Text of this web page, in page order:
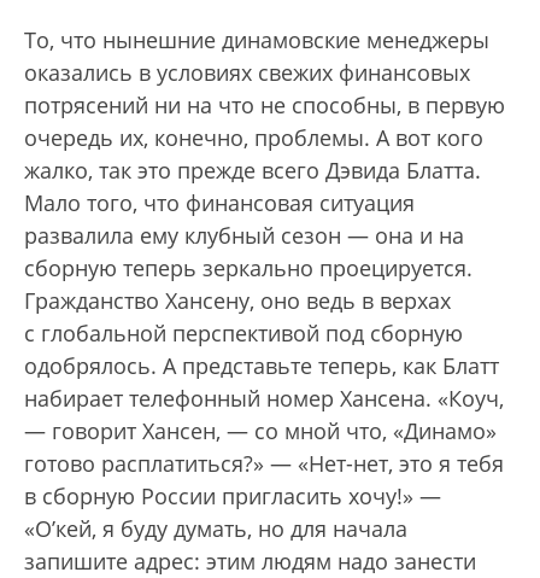
То, что нынешние динамовские менеджеры
оказались в условиях свежих финансовых
потрясений ни на что не способны, в первую
очередь их, конечно, проблемы. А вот кого
жалко, так это прежде всего Дэвида Блатта.
Мало того, что финансовая ситуация
развалила ему клубный сезон — она и на
сборную теперь зеркально проецируется.
Гражданство Хансену, оно ведь в верхах
с глобальной перспективой под сборную
одобрялось. А представьте теперь, как Блатт
набирает телефонный номер Хансена. «Коуч,
— говорит Хансен, — со мной что, «Динамо»
готово расплатиться?» — «Нет-нет, это я тебя
в сборную России пригласить хочу!» —
«О’кей, я буду думать, но для начала
запишите адрес: этим людям надо занести